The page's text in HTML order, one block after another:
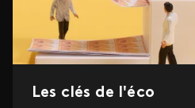
Les clés de l'éco